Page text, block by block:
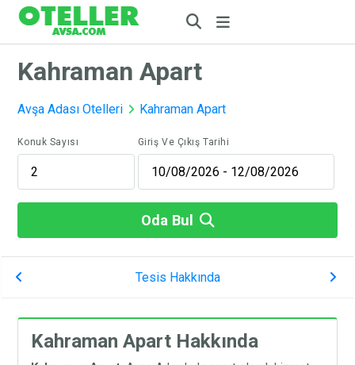
Kahraman Apart
Avşa Adası Otelleri Kahraman Apart
Konuk Sayısı Giriş Ve Çıkış Tarihi
Oda Bul
Tesis Hakkında
Kahraman Apart Hakkında